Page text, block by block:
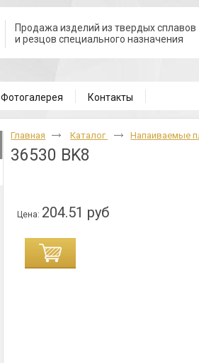
Продажа изделий из твердых сплавов
и резцов специального назначения
Фотогалерея Контакты
Главная Каталог Напаиваемые
36530 BK8
Цена: 204.51 руб